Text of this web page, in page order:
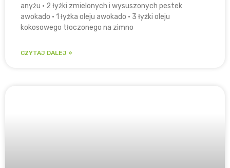
anyżu • 2 łyżki zmielonych i wysuszonych pestek
awokado • 1 łyżka oleju awokado • 3 łyżki oleju
kokosowego tłoczonego na zimno
CZYTAJ DALEJ »